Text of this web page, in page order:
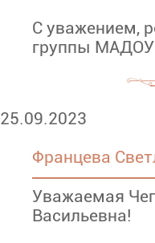
С уважением,
группы МАДОУ
25.09.2023
Францева
Уважаемая
Васильевна!